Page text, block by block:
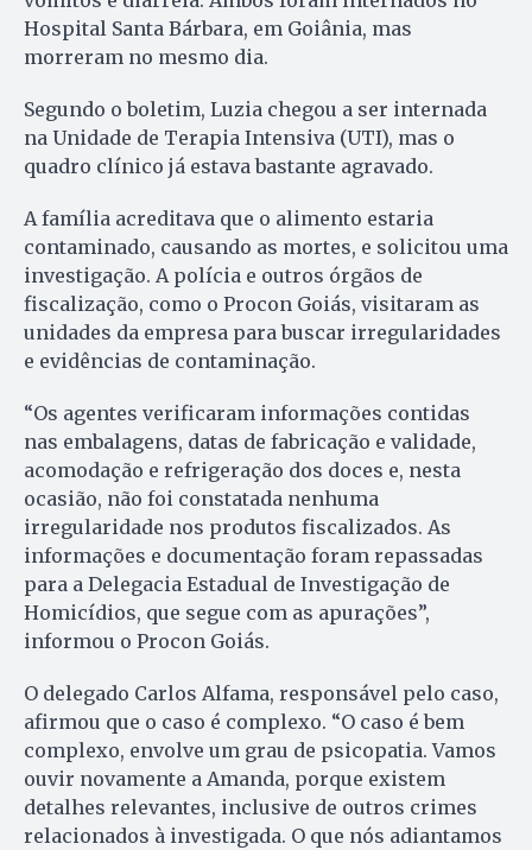
Hospital Santa Bárbara, em Goiânia, mas
morreram no mesmo dia.
Segundo o boletim, Luzia chegou a ser internada
na Unidade de Terapia Intensiva (UTI), mas o
quadro clínico já estava bastante agravado.
A família acreditava que o alimento estaria
contaminado, causando as mortes, e solicitou uma
investigação. A polícia e outros órgãos de
fiscalização, como o Procon Goiás, visitaram as
unidades da empresa para buscar irregularidades
e evidências de contaminação.
“Os agentes verificaram informações contidas
nas embalagens, datas de fabricação e validade,
acomodação e refrigeração dos doces e, nesta
ocasião, não foi constatada nenhuma
irregularidade nos produtos fiscalizados. As
informações e documentação foram repassadas
para a Delegacia Estadual de Investigação de
Homicídios, que segue com as apurações”,
informou o Procon Goiás.
O delegado Carlos Alfama, responsável pelo caso,
afirmou que o caso é complexo. “O caso é bem
complexo, envolve um grau de psicopatia. Vamos
ouvir novamente a Amanda, porque existem
detalhes relevantes, inclusive de outros crimes
relacionados à investigada. O que nós adiantamos